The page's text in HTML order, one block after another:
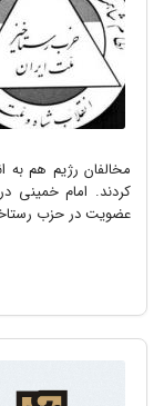
مخالفان رژیم هم به
کردند. امام خمینی
عضویت در حزب